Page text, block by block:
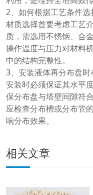
2、如何根据工艺条件选
材质选择首要考虑工艺
质，需选用不锈钢、合
操作温度与压力对材料
中的结构完整性。
3、安装液体再分布盘时
安装时必须保证其水平
保分布盘与塔壁间隙符
应检查分布槽或分布管
响分布效果。
相关文章